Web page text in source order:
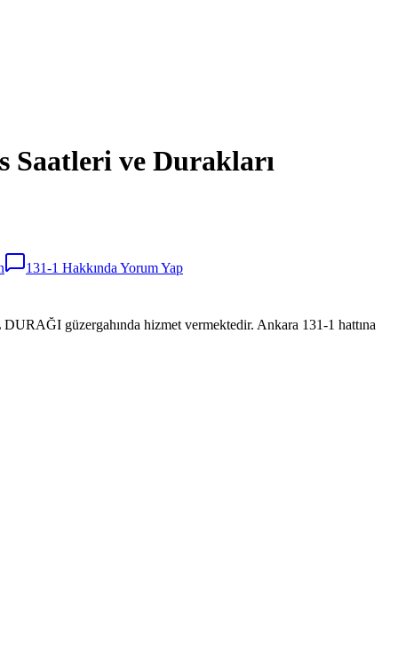
ve Durakları
131-1 Hakkında Yorum Yap
güzergahında hizmet vermektedir. Ankara 131-1 hattına